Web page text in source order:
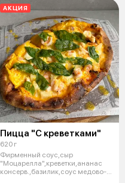
АКЦИЯ
Пицца "С креветками"
620 г
Фирменный соус,сыр
"Моцарелла",креветки,ананас
консерв.,базилик,соус медово-